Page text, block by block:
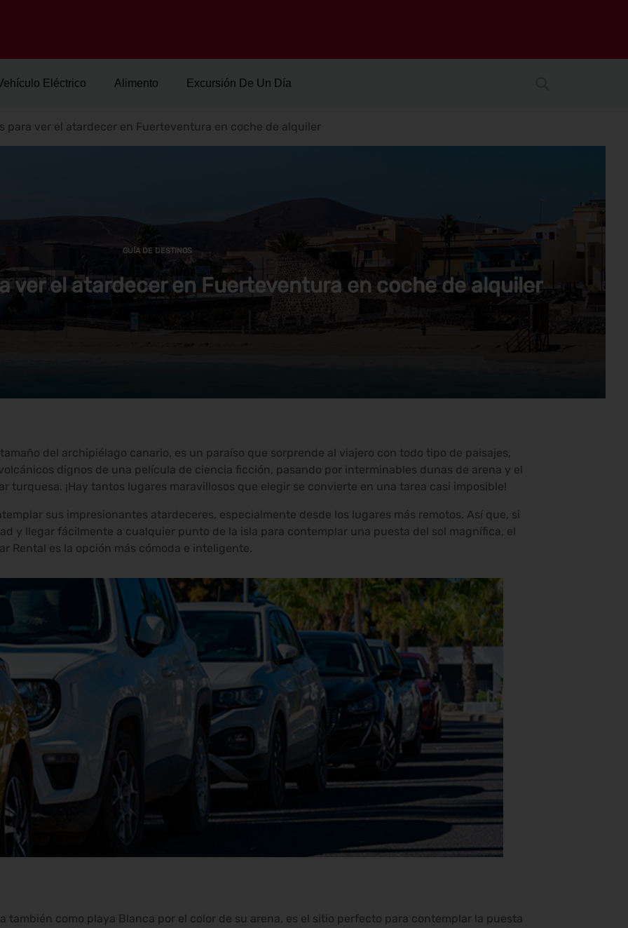
Eléctrico Alimento Excursión De Un Día
para ver el atardecer en Fuerteventura en coche de alquiler
GUÍA DE DESTINOS
ver el atardecer en Fuerteventura en coche de alquiler
del archipiélago canario, es un paraíso que sorprende al viajero con todo tipo de paisajes,
dignos de una película de ciencia ficción, pasando por interminables dunas de arena y el
turquesa. ¡Hay tantos lugares maravillosos que elegir se convierte en una tarea casi imposible!
sus impresionantes atardeceres, especialmente desde los lugares más remotos. Así que, si
y llegar fácilmente a cualquier punto de la isla para contemplar una puesta del sol magnífica, el
Rental es la opción más cómoda e inteligente.
también como playa Blanca por el color de su arena, es el sitio perfecto para contemplar la puesta